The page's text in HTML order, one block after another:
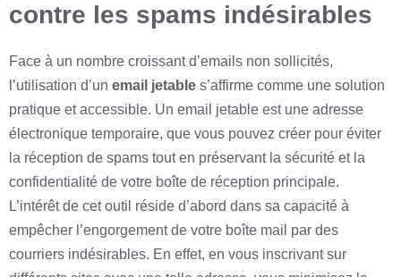
contre les spams indésirables
Face à un nombre croissant d’emails non sollicités,
l’utilisation d’un email jetable s’affirme comme une solution
pratique et accessible. Un email jetable est une adresse
électronique temporaire, que vous pouvez créer pour éviter
la réception de spams tout en préservant la sécurité et la
confidentialité de votre boîte de réception principale.
L’intérêt de cet outil réside d’abord dans sa capacité à
empêcher l’engorgement de votre boîte mail par des
courriers indésirables. En effet, en vous inscrivant sur